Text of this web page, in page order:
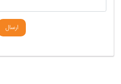
ارسال